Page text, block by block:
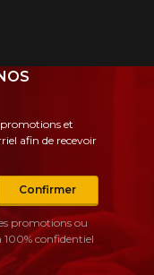
et
afin de recevoir
Confirmer
promotions ou
confidentiel